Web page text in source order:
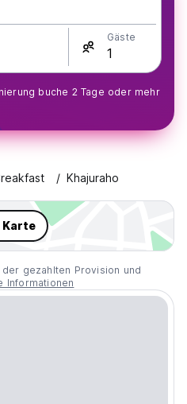
Gäste
buche 2 Tage oder mehr
Khajuraho
Karte
gezahlten Provision und
Informationen